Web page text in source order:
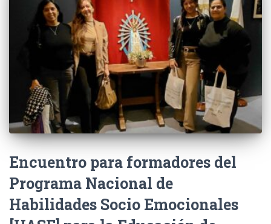
Encuentro para formadores del
Programa Nacional de
Habilidades Socio Emocionales